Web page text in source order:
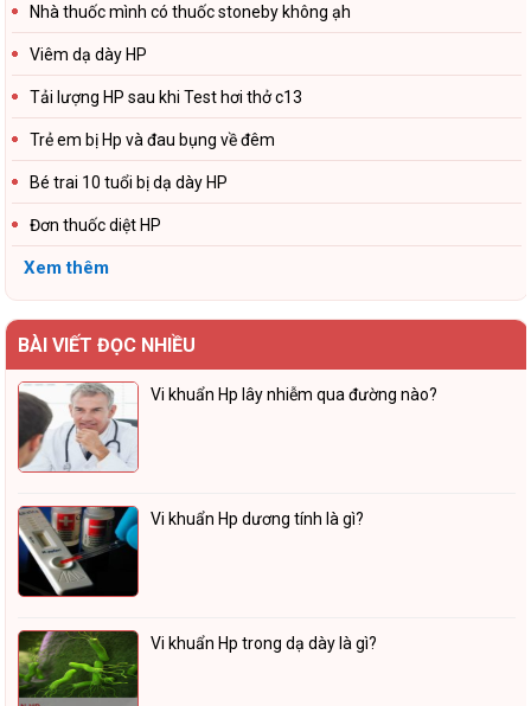
Nhà thuốc mình có thuốc stoneby không ạh
Viêm dạ dày HP
Tải lượng HP sau khi Test hơi thở c13
Trẻ em bị Hp và đau bụng về đêm
Bé trai 10 tuổi bị dạ dày HP
Đơn thuốc diệt HP
Xem thêm
BÀI VIẾT ĐỌC NHIỀU
Vi khuẩn Hp lây nhiễm qua đường nào?
Vi khuẩn Hp dương tính là gì?
Vi khuẩn Hp trong dạ dày là gì?